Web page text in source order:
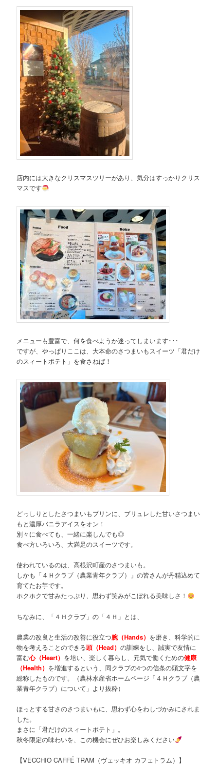
店内には大きなクリスマスツリーがあり、気分はすっかりクリス
マスです
メニューも豊富で、何を食べようか迷ってしまいます･･･
ですが、やっぱりここは、大本命のさつまいもスイーツ「君だけ
のスィートポテト」を食さねば！
どっしりとしたさつまいもプリンに、ブリュレした甘いさつまい
もと濃厚バニラアイスをオン！
別々に食べても、一緒に楽しんでも◎
食べ方いろいろ、大満足のスイーツです。
使われているのは、高根沢町産のさつまいも。
しかも「４Ｈクラブ（農業青年クラブ）」の皆さんが丹精込めて
育てたお芋です。
ホクホクで甘みたっぷり、思わず笑みがこぼれる美味しさ！
ちなみに、「４Ｈクラブ」の「４Ｈ」とは、
農業の改良と生活の改善に役立つ腕（Hands） を磨き、科学的に
物を考えることのできる頭（Head）の訓練をし、誠実で友情に
富む心（Heart） を培い、楽しく暮らし、元気で働くための健康
（Health） を増進するという、同クラブの4つの信条の頭文字を
総称したものです。（農林水産省ホームページ「４Ｈクラブ（農
業青年クラブ）について」より抜粋）
ほっとする甘さのさつまいもに、思わず心をわしづかみにされま
した。
まさに「君だけのスィートポテト」。
秋冬限定の味わいを、この機会にぜひお楽しみください
【VECCHIO CAFFÉ TRAM（ヴェッキオ カフェトラム）】